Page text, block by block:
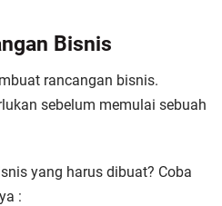
Bisnis
rancangan bisnis.
sebelum memulai sebuah
yang harus dibuat? Coba
: